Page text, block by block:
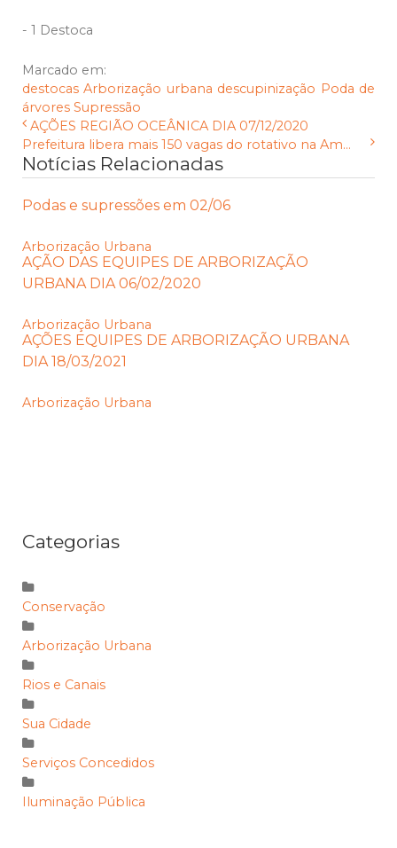
- 1 Destoca
Marcado em:
destocas Arborização urbana descupinização Poda de
árvores Supressão
AÇÕES REGIÃO OCEÂNICA DIA 07/12/2020
Prefeitura libera mais 150 vagas do rotativo na Am...
Notícias Relacionadas
Podas e supressões em 02/06
Arborização Urbana
AÇÃO DAS EQUIPES DE ARBORIZAÇÃO
URBANA DIA 06/02/2020
Arborização Urbana
AÇÕES EQUIPES DE ARBORIZAÇÃO URBANA
DIA 18/03/2021
Arborização Urbana
Categorias
Conservação
Arborização Urbana
Rios e Canais
Sua Cidade
Serviços Concedidos
Iluminação Pública